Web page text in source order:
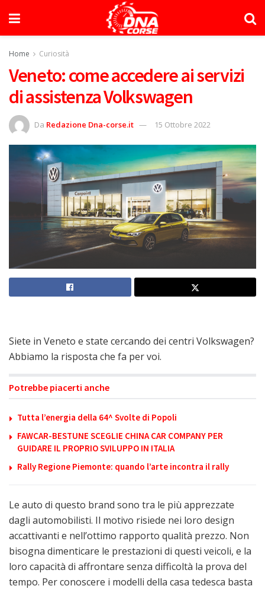
Home Curiosità
Veneto: come accedere ai servizi
di assistenza Volkswagen
Da Redazione Dna-corse.it 15 Ottobre 2022
Siete in Veneto e state cercando dei centri Volkswagen?
Abbiamo la risposta che fa per voi.
Potrebbe piacerti anche
Tutta l’energia della 64^ Svolte di Popoli
FAWCAR-BESTUNE SCEGLIE CHINA CAR COMPANY PER
GUIDARE IL PROPRIO SVILUPPO IN ITALIA
Rally Regione Piemonte: quando l’arte incontra il rally
Le auto di questo brand sono tra le più apprezzate
dagli automobilisti. Il motivo risiede nei loro design
accattivanti e nell’ottimo rapporto qualità prezzo. Non
bisogna dimenticare le prestazioni di questi veicoli, e la
loro capacità di affrontare senza difficoltà la prova del
tempo. Per conoscere i modelli della casa tedesca basta